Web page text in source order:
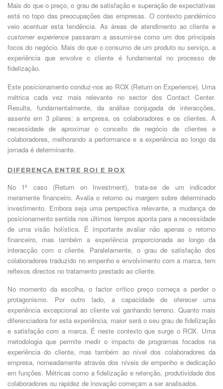
Mais do que o preço, o grau de satisfação e superação de expectativas
está no topo das preocupações das empresas. O contexto pandémico
veio acentuar esta tendência. As áreas de atendimento ao cliente e
customer experience passaram a assumir-se como um dos principais
focos do negócio. Mais do que o consumo de um produto ou serviço, a
experiência que envolve o cliente é fundamental no processo de
fidelização.
Este posicionamento conduz-nos ao ROX (Return on Experience). Uma
métrica cada vez mais relevante no sector dos Contact Center.
Resulta, fundamentalmente, da análise conjugada de interacções,
assente em 3 pilares: a empresa, os colaboradores e os clientes. A
necessidade de aproximar o conceito de negócio de clientes e
colaboradores, melhorando a performance e a experiência ao longo da
jornada é determinante.
DIFERENÇA ENTRE ROI E ROX
No 1º caso (Return on Investment), trata-se de um indicador
meramente financeiro. Avalia o retorno ou margem sobre determinado
investimento. Embora seja uma perspectiva relevante, a mudança de
posicionamento sentida nos últimos tempos aponta para a necessidade
de uma visão holística. É importante avaliar não apenas o retorno
financeiro, mas também a experiência proporcionada ao longo da
interacção com o cliente. Paralelamente, o grau de satisfação dos
colaboradores traduzido no empenho e envolvimento com a marca, tem
reflexos directos no tratamento prestado ao cliente.
No momento da escolha, o factor crítico preço começa a perder o
protagonismo. Por outro lado, a capacidade de oferecer uma
experiência excepcional ao cliente vai ganhando terreno. Quanto mais
diferenciadora for esta experiência, maior será o seu grau de fidelização
e satisfação com a marca. É neste contexto que surge o ROX. Uma
metodologia que permite medir o impacto de programas focados na
experiência do cliente, mas também ao nível dos colaboradores da
empresa, nomeadamente através dos níveis de empenho e dedicação
em funções. Métricas como a fidelização e retenção, produtividade dos
colaboradores ou rapidez de inovação começam a ser analisados.